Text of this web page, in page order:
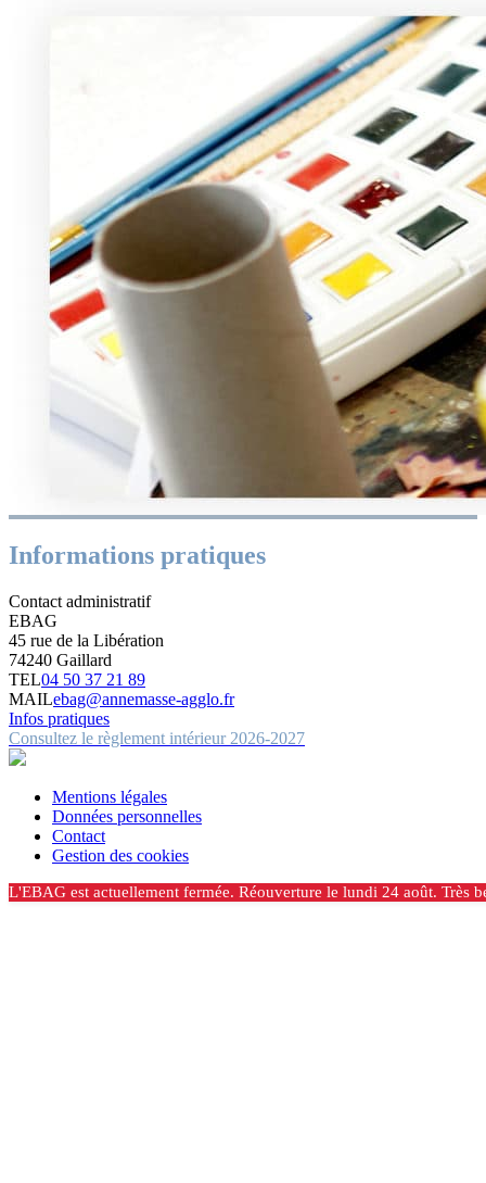
Informations pratiques
Contact administratif
EBAG
45 rue de la Libération
74240 Gaillard
TEL04 50 37 21 89
MAILebag@annemasse-agglo.fr
Infos pratiques
Consultez le règlement intérieur 2026-2027
Mentions légales
Données personnelles
Contact
Gestion des cookies
L'EBAG est actuellement fermée. Réouverture le lundi 24 août. Très